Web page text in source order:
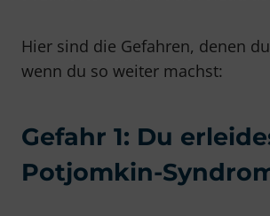
Hier sind die Gefahren, denen
wenn du so weiter machst:
Gefahr 1: Du
Potjomkin-